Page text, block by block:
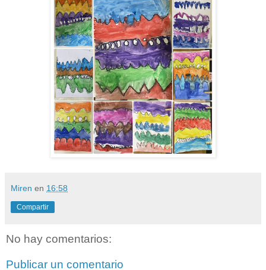
Miren en 16:58
Compartir
No hay comentarios:
Publicar un comentario